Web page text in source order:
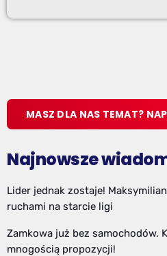
MASZ DLA NAS TEMAT?
Najnowsze
Lider jednak zostaje!
ruchami na starcie ligi
Zamkowa już bez samochodów.
mnogością propozycji!